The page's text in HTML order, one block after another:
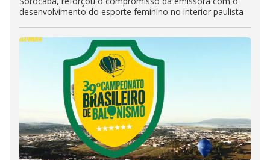
desenvolvimento do esporte feminino no interior paulista